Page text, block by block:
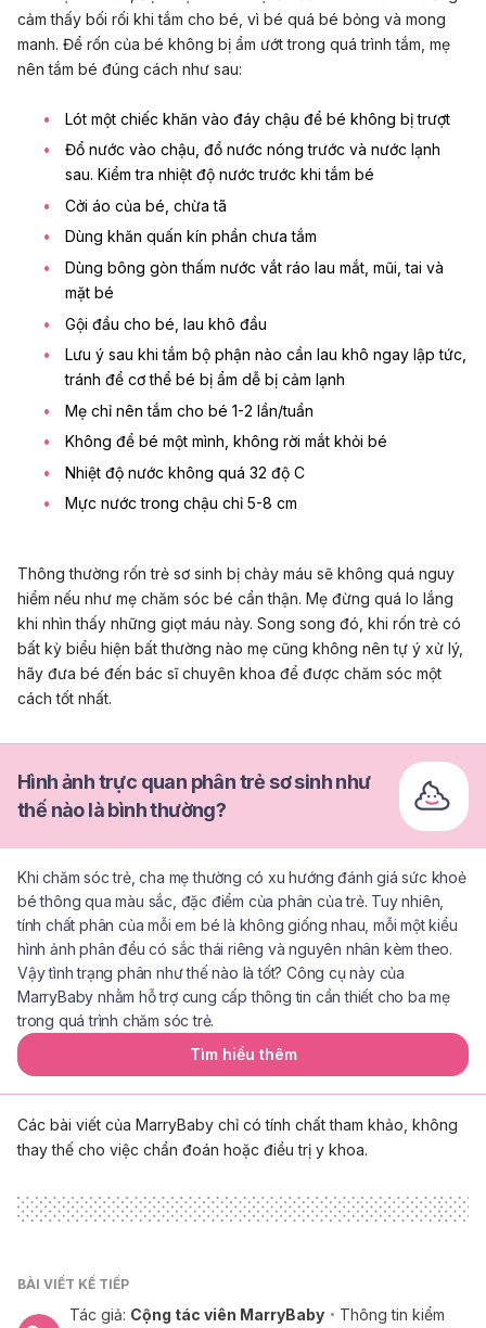
cảm thấy bối rối khi tắm cho bé, vì bé quá bé bỏng và mong
manh. Để rốn của bé không bị ẩm ướt trong quá trình tắm, mẹ
nên tắm bé đúng cách như sau:
Lót một chiếc khăn vào đáy chậu để bé không bị trượt
Đổ nước vào chậu, đổ nước nóng trước và nước lạnh
sau. Kiểm tra nhiệt độ nước trước khi tắm bé
Cởi áo của bé, chừa tã
Dùng khăn quấn kín phần chưa tắm
Dùng bông gòn thấm nước vắt ráo lau mắt, mũi, tai và
mặt bé
Gội đầu cho bé, lau khô đầu
Lưu ý sau khi tắm bộ phận nào cần lau khô ngay lập tức,
tránh để cơ thể bé bị ẩm dễ bị cảm lạnh
Mẹ chỉ nên tắm cho bé 1-2 lần/tuần
Không để bé một mình, không rời mắt khỏi bé
Nhiệt độ nước không quá 32 độ C
Mực nước trong chậu chỉ 5-8 cm
Thông thường rốn trẻ sơ sinh bị chảy máu sẽ không quá nguy
hiểm nếu như mẹ chăm sóc bé cẩn thận. Mẹ đừng quá lo lắng
khi nhìn thấy những giọt máu này. Song song đó, khi rốn trẻ có
bất kỳ biểu hiện bất thường nào mẹ cũng không nên tự ý xử lý,
hãy đưa bé đến bác sĩ chuyên khoa để được chăm sóc một
cách tốt nhất.
Hình ảnh trực quan phân trẻ sơ sinh như
thế nào là bình thường?
Khi chăm sóc trẻ, cha mẹ thường có xu hướng đánh giá sức khoẻ
bé thông qua màu sắc, đặc điểm của phân của trẻ. Tuy nhiên,
tính chất phân của mỗi em bé là không giống nhau, mỗi một kiểu
hình ảnh phân đều có sắc thái riêng và nguyên nhân kèm theo.
Vậy tình trạng phân như thế nào là tốt? Công cụ này của
MarryBaby nhằm hỗ trợ cung cấp thông tin cần thiết cho ba mẹ
trong quá trình chăm sóc trẻ.
Tìm hiểu thêm
Các bài viết của MarryBaby chỉ có tính chất tham khảo, không
thay thế cho việc chẩn đoán hoặc điều trị y khoa.
BÀI VIẾT KẾ TIẾP
Tác giả: Cộng tác viên MarryBaby
Thông tin kiểm